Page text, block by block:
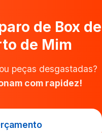
de Box de
de Mim
peças desgastadas?
com rapidez!